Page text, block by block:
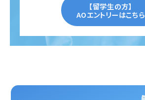
【留学生の方】
AOエントリーはこちら